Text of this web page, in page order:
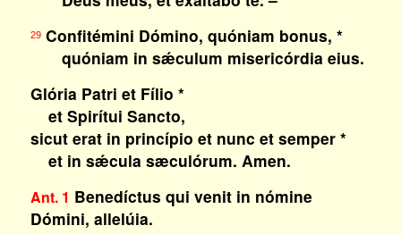
29Confitémini Dómino, quóniam bonus, *
quóniam in sǽculum misericórdia eius.
Glória Patri et Fílio *
et Spirítui Sancto,
sicut erat in princípio et nunc et semper *
et in sǽcula sæculórum. Amen.
Ant. 1 Benedíctus qui venit in nómine
Dómini, allelúia.